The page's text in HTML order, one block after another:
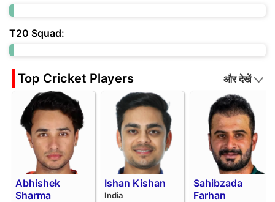
T20 Squad:
Top Cricket Players और देखें
Abhishek
Sharma
Ishan Kishan
India
Sahibzada
Farhan